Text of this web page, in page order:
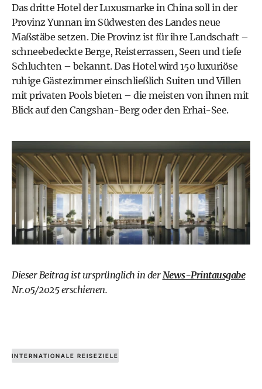
Das dritte Hotel der Luxusmarke in China soll in der
Provinz Yunnan im Südwesten des Landes neue
Maßstäbe setzen. Die Provinz ist für ihre Landschaft –
schneebedeckte Berge, Reisterrassen, Seen und tiefe
Schluchten – bekannt. Das Hotel wird 150 luxuriöse
ruhige Gästezimmer einschließlich Suiten und Villen
mit privaten Pools bieten – die meisten von ihnen mit
Blick auf den Cangshan-Berg oder den Erhai-See.
Dieser Beitrag ist ursprünglich in derNews-Printausgabe
Nr.05/2025 erschienen.
INTERNATIONALE REISEZIELE